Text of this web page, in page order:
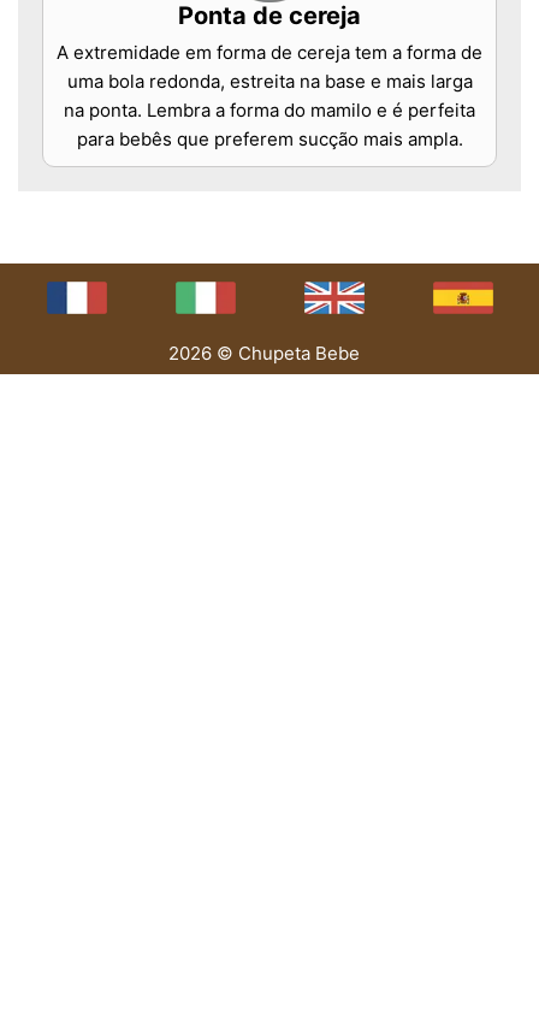
Ponta de cereja
A extremidade em forma de cereja tem a forma de
uma bola redonda, estreita na base e mais larga
na ponta. Lembra a forma do mamilo e é perfeita
para bebês que preferem sucção mais ampla.
2026 © Chupeta Bebe